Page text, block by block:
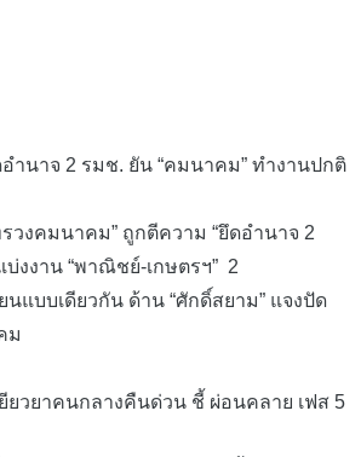
อำนาจ 2 รมช. ยัน “คมนาคม” ทำงานปกติ
วงคมนาคม” ถูกตีความ “ยึดอำนาจ 2
บ่งงาน “พาณิชย์-เกษตรฯ” 2
นแบบเดียวกัน ด้าน “ศักดิ์สยาม” แจงปัด
ม
ยวยาคนกลางคืนด่วน ชี้ ผ่อนคลาย เฟส 5